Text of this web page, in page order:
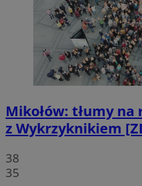
Mikołów: tłumy
z Wykrzyknikiem
38
35